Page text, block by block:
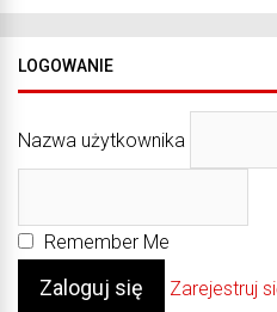
LOGOWANIE
Nazwa użytkownika
Remember Me
Zarejestruj